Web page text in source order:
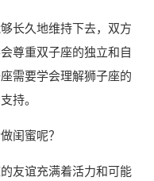
长久地维持下去，双方
尊重双子座的独立和自
需要学会理解狮子座的
持。
闺蜜呢？
友谊充满着活力和可能